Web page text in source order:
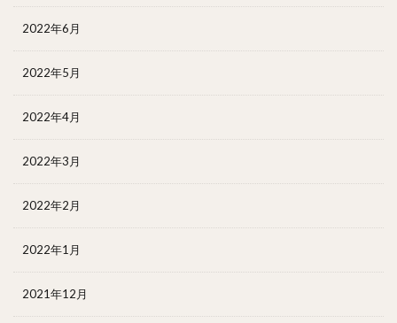
2022年6月
2022年5月
2022年4月
2022年3月
2022年2月
2022年1月
2021年12月